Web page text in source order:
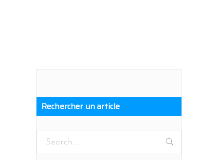
Rechercher un article
Search